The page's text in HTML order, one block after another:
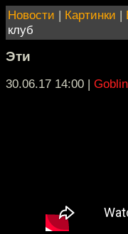
Новости | Картинки |
клуб
Эти
30.06.17 14:00 | Goblin